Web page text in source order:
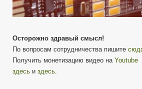
Осторожно здравый смысл!
По вопросам сотрудничества пишите
Получить монетизацию видео на Youtube
здесь и здесь.